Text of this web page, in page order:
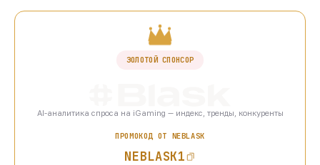
ЗОЛОТОЙ СПОНСОР
AI-аналитика спроса на iGaming — индекс, тренды, конкуренты
ПРОМОКОД ОТ NEBLASK
NEBLASK1